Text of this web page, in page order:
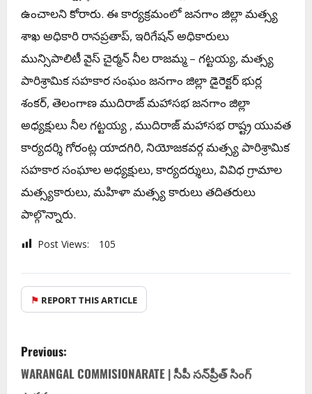
ఉంచాలని కోరారు. ఈ కార్యక్రమంలో జనగాం జిల్లా మత్స్య
శాఖ అధికారి రానప్రతాప్, ఇరిగేషన్ అధికారులు
మున్సిపాలిటీ వైస్ చైర్మన్ నీల రాజమ్మ – గట్టయ్య, మత్స్య
పారిశ్రామిక సహకార సంఘం జనగాం జిల్లా డైరెక్టర్ భుర్ల
శంకర్, తెలంగాణ ముదిరాజ్ మహాసభ జనగాం జిల్లా
అధ్యక్షులు నీల గట్టయ్య , ముదిరాజ్ మహాసభ రాష్ట్ర యువత
కార్యదర్శి గోరంట్ల యాదగిరి, నియోజకవర్గ మత్స్య పారిశ్రామిక
సహకార సంఘాల అధ్యక్షులు, కార్యదర్శులు, వివిధ గ్రామాల
మత్స్యకారులు, మహిళా మత్స్య కారులు తదితరులు
పాల్గొన్నారు.
Post Views: 105
⚑ REPORT THIS ARTICLE
Previous:
WARANGAL COMMISIONARATE | సీపీ సన్‌ప్రీత్ సింగ్